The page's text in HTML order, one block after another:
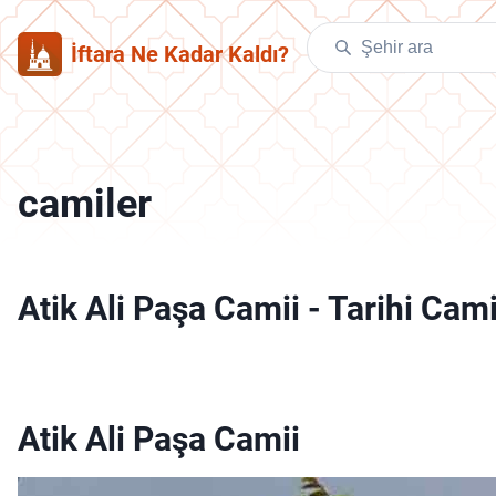
İftara Ne Kadar Kaldı?
camiler
Atik Ali Paşa Camii - Tarihi
Atik Ali Paşa Camii